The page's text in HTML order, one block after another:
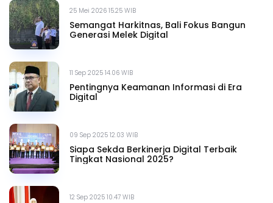
25 Mei 2026 15.25 WIB
Semangat Harkitnas, Bali Fokus Bangun
Generasi Melek Digital
11 Sep 2025 14.06 WIB
Pentingnya Keamanan Informasi di Era
Digital
09 Sep 2025 12.03 WIB
Siapa Sekda Berkinerja Digital Terbaik
Tingkat Nasional 2025?
12 Sep 2025 10.47 WIB